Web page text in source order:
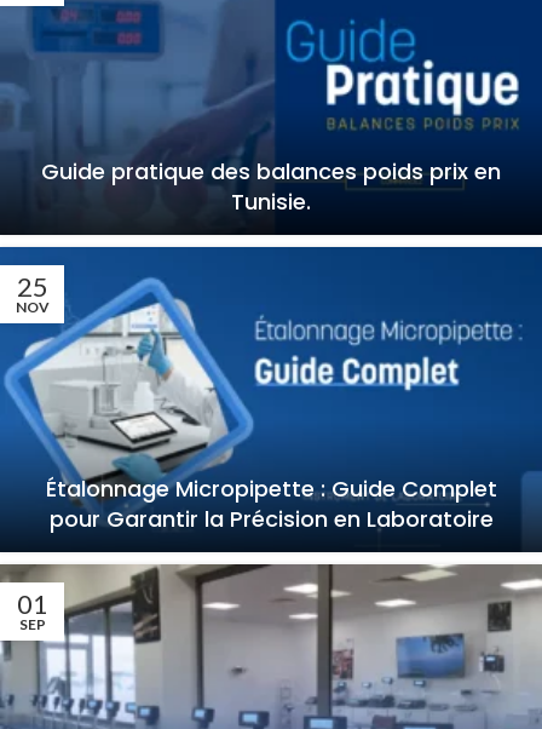
Guide pratique des balances poids prix en
Tunisie.
25
NOV
Étalonnage Micropipette : Guide Complet
pour Garantir la Précision en Laboratoire
01
SEP